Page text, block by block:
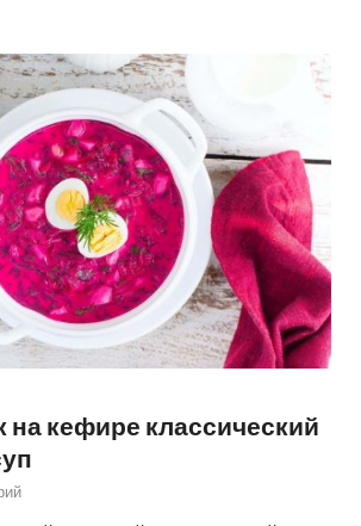
на кефире классический